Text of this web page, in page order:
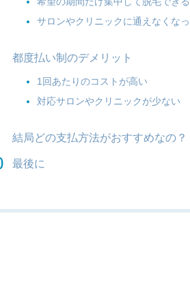
サロンやクリニックに通えなくな
都度払い制のデメリット
1回あたりのコストが高い
対応サロンやクリニックが少ない
結局どの支払方法がおすすめなの？
最後に